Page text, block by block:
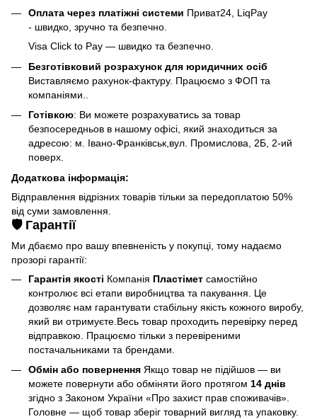
Оплата через платіжні системи Приват24, LiqPay
- швидко, зручно та безпечно.
Visa Click to Pay — швидко та безпечно.
Безготівковий розрахунок для юридичних осіб
Виставляємо рахунок-фактуру. Працюємо з ФОП та
компаніями..
Готівкою: Ви можете розрахуватись за товар
безпосередньов в нашому офісі, який знаходиться за
адресою: м. Івано-Франківськ,вул. Промислова, 2Б, 2-ий
поверх.
Додаткова інформація:
Відправлення відрізних товарів тільки за передоплатою 50%
від суми замовлення.
🛡️ Гарантії
Ми дбаємо про вашу впевненість у покупці, тому надаємо
прозорі гарантії:
Гарантія якості Компанія Пластімет самостійно
контролює всі етапи виробництва та пакування. Це
дозволяє нам гарантувати стабільну якість кожного виробу,
який ви отримуєте.Весь товар проходить перевірку перед
відправкою. Працюємо тільки з перевіреними
постачальниками та брендами.
Обмін або повернення Якщо товар не підійшов — ви
можете повернути або обміняти його протягом 14 днів
згідно з Законом України «Про захист прав споживачів».
Головне — щоб товар зберіг товарний вигляд та упаковку.